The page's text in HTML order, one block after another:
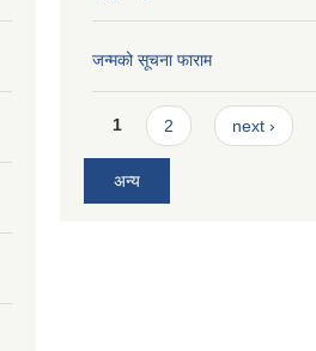
जन्मको सूचना फाराम
Pages
1 2 next ›
अन्य